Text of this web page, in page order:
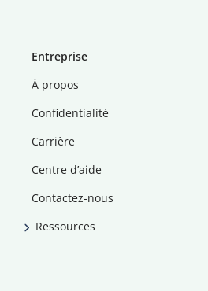
Entreprise
À propos
Confidentialité
Carrière
Centre d’aide
Contactez-nous
Ressources